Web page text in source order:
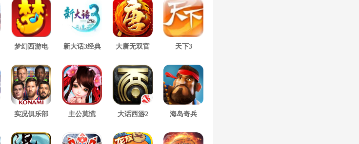
梦幻西游电 新大话3经典 大唐无双官 天下3
实况俱乐部 主公莫慌 大话西游2 海岛奇兵